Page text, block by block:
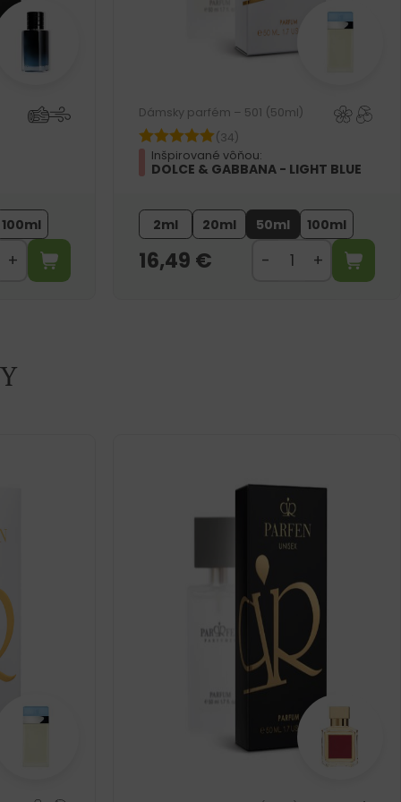
100ml
Dámsky parfém – 501 (50ml)
(34)
Inšpirované vôňou:
DOLCE & GABBANA - LIGHT BLUE
2ml 20ml 50ml 100ml
16,49 €